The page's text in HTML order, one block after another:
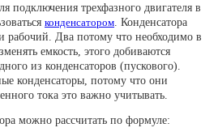
подключения трехфазного двигателя в
конденсатором. Конденсатора
рабочий. Два потому что необходимо в
емкость, этого добиваются
из конденсаторов (пускового).
конденсаторы, потому что они
тока это важно учитывать.
можно рассчитать по формуле: